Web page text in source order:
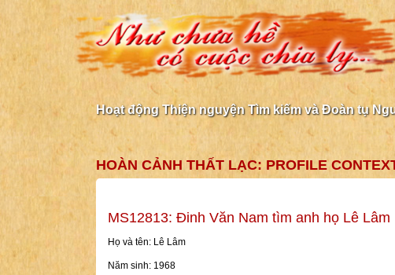
Hoạt động Thiện nguyện Tìm kiếm và Đoàn tụ
HOÀN CẢNH THẤT LẠC: PROFILE
MS12813: Đinh Văn Nam tìm anh họ Lê Lâm
Họ và tên: Lê Lâm
Năm sinh: 1968